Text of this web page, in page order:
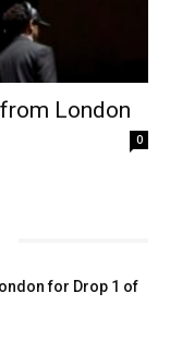
London
0
for Drop 1 of